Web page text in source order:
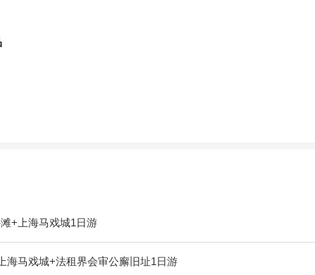
+上海马戏城1日游
海马戏城+法租界会审公廨旧址1日游